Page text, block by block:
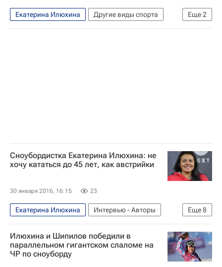
Еще2
Екатерина Илюхина
Другие виды спорта
Кубок мира по сноуборду
Сноубордистка Екатерина Илюхина: не
хочу кататься до 45 лет, как австрийки
30 января 2016, 16:15 23
Еще8
Екатерина Илюхина
Интервью - Авторы
Аналитика
Олимпийские игры
Спорт
Другие виды спорта
Зимние Олимпийские игры 2018
Илюхина и Шипилов победили в
параллельном гигантском слаломе на
ЧР по сноуборду